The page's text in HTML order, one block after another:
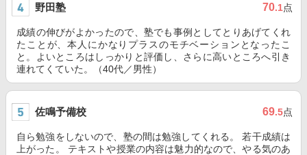
野田塾 70.1点
成績の伸びがよかったので、塾でも事例としてとりあげてくれ
たことが、本人にかなりプラスのモチベーションとなったこ
と。よいところはしっかりと評価し、さらに高いところへ引き
連れてくていた。（40代／男性）
佐鳴予備校 69.5点
自ら勉強をしないので、塾の間は勉強してくれる。 若干成績は
上がった。 テキストや授業の内容は魅力的なので、やる気のあ